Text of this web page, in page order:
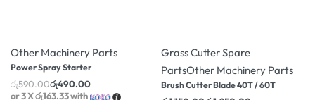
Other Machinery Parts
Power Spray Starter
රු590.00රු490.00
or 3 Xරු163.33with
Grass Cutter Spare
PartsOther Machinery Parts
Brush Cutter Blade 40T / 60T